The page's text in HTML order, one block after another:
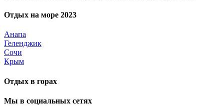
Отдых на море 2023
Анапа
Геленджик
Сочи
Крым
Отдых в горах
Мы в социальных сетях